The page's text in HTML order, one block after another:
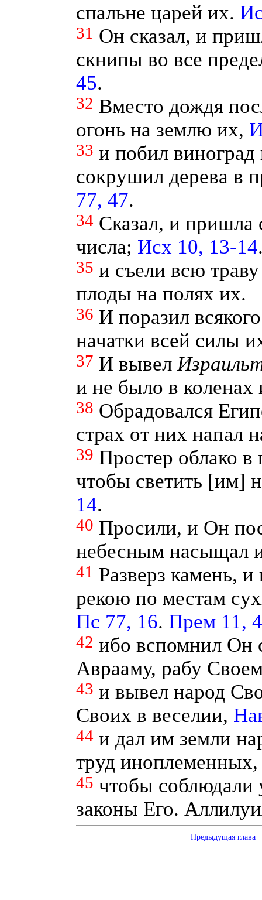
спальне царей их.
31 Он сказал, и
скнипы во все
45.
32 Вместо дождя
огонь на землю их,
33 и побил
сокрушил дерева в
77, 47.
34 Сказал, и пришла
числа; Исх 10, 13-14
35 и съели всю
плоды на полях их.
36 И поразил
начатки всей силы
37 И вывел
и не было в
38 Обрадовался
страх от них напал
39 Простер облако
чтобы светить [им]
14.
40 Просили, и Он
небесным насыщал
41 Разверз камень,
рекою по местам
Пс 77, 16. Прем 11, 4
42 ибо вспомнил Он
Аврааму, рабу
43 и вывел народ
Своих в веселии,
44 и дал им земли
труд иноплеменных,
45 чтобы соблюдали
законы Его.
Предыдущая глава